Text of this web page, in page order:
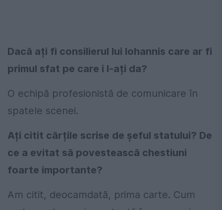
Dacă ați fi consilierul lui Iohannis care ar fi
primul sfat pe care i l-ați da?
O echipă profesionistă de comunicare în
spatele scenei.
Ați citit cărțile scrise de șeful statului? De
ce a evitat să povestească chestiuni
foarte importante?
Am citit, deocamdată, prima carte. Cum